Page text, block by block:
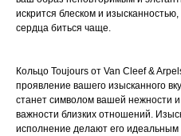
искрится блеском и
сердца биться чаще.
Кольцо Toujours от Van Cleef &
проявление вашего изысканного
станет символом вашей нежности
важности близких отношений.
исполнение делают его идеальным